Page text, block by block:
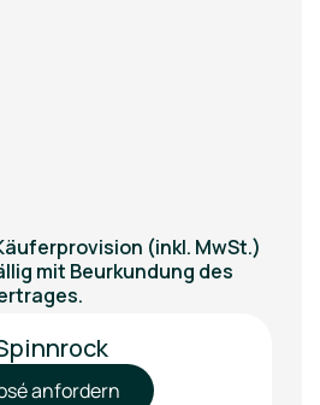
(inkl. MwSt.)
mit Beurkundung des
anfordern